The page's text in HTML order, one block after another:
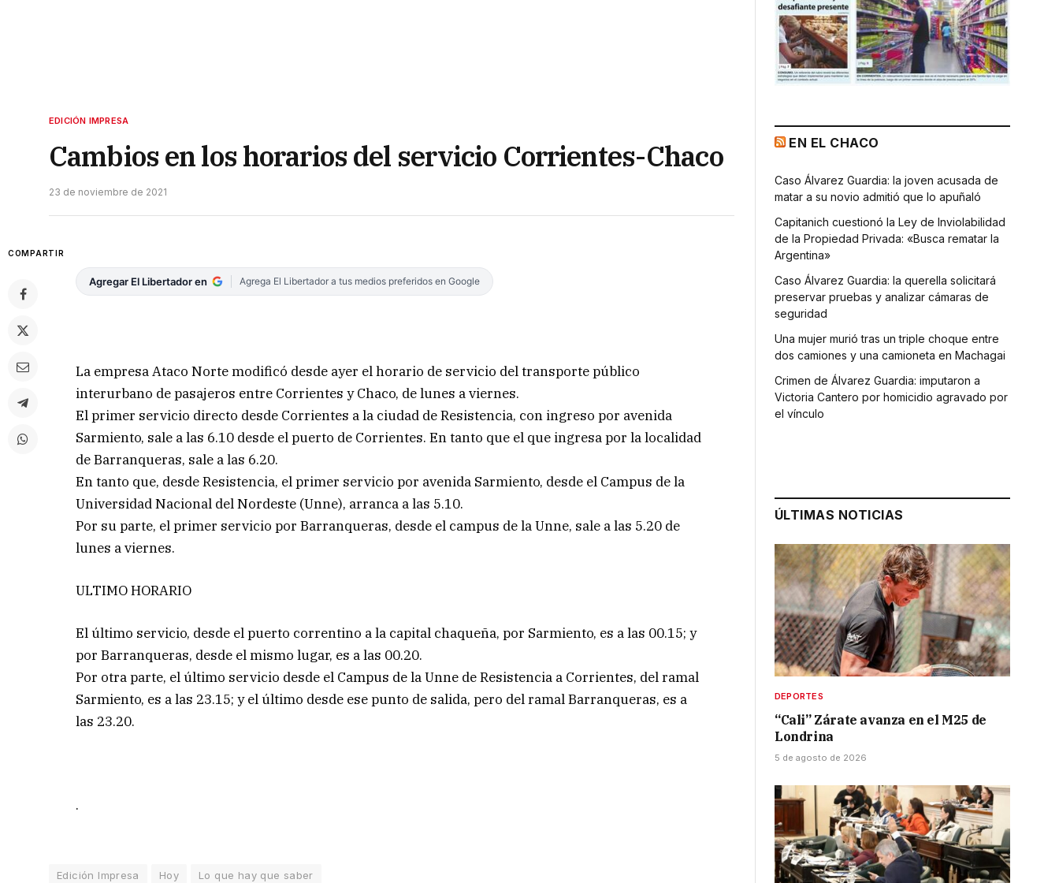
EDICIÓN IMPRESA
Cambios en los horarios del servicio Corrientes-Chaco
23 de noviembre de 2021
COMPARTIR
Agregar El Libertador en Agrega El Libertador a tus medios preferidos en Google
La empresa Ataco Norte modificó desde ayer el horario de servicio del transporte público
interurbano de pasajeros entre Corrientes y Chaco, de lunes a viernes.
El primer servicio directo desde Corrientes a la ciudad de Resistencia, con ingreso por avenida
Sarmiento, sale a las 6.10 desde el puerto de Corrientes. En tanto que el que ingresa por la localidad
de Barranqueras, sale a las 6.20.
En tanto que, desde Resistencia, el primer servicio por avenida Sarmiento, desde el Campus de la
Universidad Nacional del Nordeste (Unne), arranca a las 5.10.
Por su parte, el primer servicio por Barranqueras, desde el campus de la Unne, sale a las 5.20 de
lunes a viernes.
ULTIMO HORARIO
El último servicio, desde el puerto correntino a la capital chaqueña, por Sarmiento, es a las 00.15; y
por Barranqueras, desde el mismo lugar, es a las 00.20.
Por otra parte, el último servicio desde el Campus de la Unne de Resistencia a Corrientes, del ramal
Sarmiento, es a las 23.15; y el último desde ese punto de salida, pero del ramal Barranqueras, es a
las 23.20.
.
Edición Impresa Hoy Lo que hay que saber
EN EL CHACO
Caso Álvarez Guardia: la joven acusada de
matar a su novio admitió que lo apuñaló
Capitanich cuestionó la Ley de Inviolabilidad
de la Propiedad Privada: «Busca rematar la
Argentina»
Caso Álvarez Guardia: la querella solicitará
preservar pruebas y analizar cámaras de
seguridad
Una mujer murió tras un triple choque entre
dos camiones y una camioneta en Machagai
Crimen de Álvarez Guardia: imputaron a
Victoria Cantero por homicidio agravado por
el vínculo
ÚLTIMAS NOTICIAS
DEPORTES
“Cali” Zárate avanza en el M25 de
Londrina
5 de agosto de 2026